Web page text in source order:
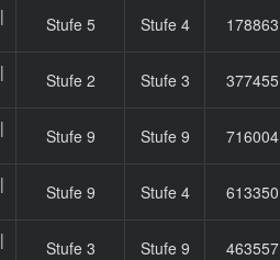
| Stufe 5 Stufe 4 178863
| Stufe 2 Stufe 3 377455
| Stufe 9 Stufe 9 716004
| Stufe 9 Stufe 4 613350
| Stufe 3 Stufe 9 463557